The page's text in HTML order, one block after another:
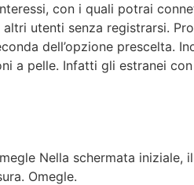
con i quali potrai
utenti senza registrarsi.
dell’opzione prescelta.
a pelle. Infatti gli estranei
Nella schermata iniziale,
Omegle.